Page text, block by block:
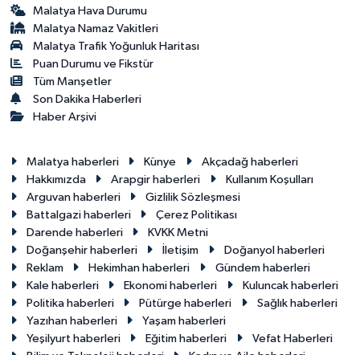
Malatya Hava Durumu
Malatya Namaz Vakitleri
Malatya Trafik Yoğunluk Haritası
Puan Durumu ve Fikstür
Tüm Manşetler
Son Dakika Haberleri
Haber Arşivi
Malatya haberleri Künye
Akçadağ haberleri
Hakkımızda
Arapgir haberleri
Kullanım Koşulları
Arguvan haberleri
Gizlilik Sözleşmesi
Battalgazi haberleri
Çerez Politikası
Darende haberleri
KVKK Metni
Doğanşehir haberleri
İletişim
Doğanyol haberleri
Reklam
Hekimhan haberleri
Gündem haberleri
Kale haberleri
Ekonomi haberleri
Kuluncak haberleri
Politika haberleri
Pütürge haberleri
Sağlık haberleri
Yazıhan haberleri
Yaşam haberleri
Yeşilyurt haberleri
Eğitim haberleri
Vefat Haberleri